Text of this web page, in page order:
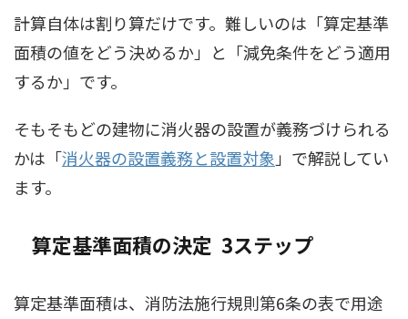
計算自体は割り算だけです。難しいのは「算定基準
面積の値をどう決めるか」と「減免条件をどう適用
するか」です。
そもそもどの建物に消火器の設置が義務づけられる
かは「消火器の設置義務と設置対象 」で解説してい
ます。
算定基準面積の決定 ―― 3ステップ
算定基準面積は、消防法施行規則第6条の表で用途